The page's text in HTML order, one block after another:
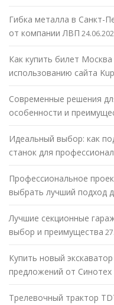
Гибка металла в Санкт-
от компании ЛВП
Как купить билет
использованию сайта
Современные решения
особенности и
Идеальный выбор: как
станок для
Профессиональное
выбрать лучший подход
Лучшие секционные
выбор и преимущества
Купить новый
предложений от
Трелевочный трактор